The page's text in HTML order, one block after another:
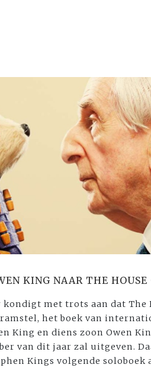
KING NAAR THE HOUSE
met trots aan dat The
het boek van
King en diens zoon Owen
van dit jaar zal uitgeven.
Kings volgende soloboek